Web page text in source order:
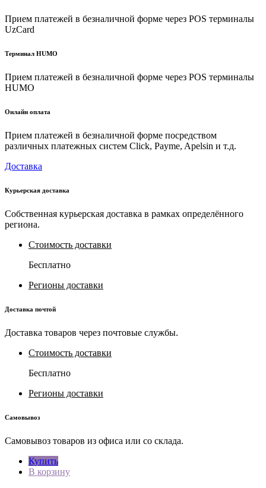
Прием платежей в безналичной форме через POS терминалы
UzCard
Терминал HUMO
Прием платежей в безналичной форме через POS терминалы
HUMO
Онлайн оплата
Прием платежей в безналичной форме посредством
различных платежных систем Click, Payme, Apelsin и т.д.
Доставка
Курьерская доставка
Собственная курьерская доставка в рамках определённого
региона.
Стоимость доставки
Бесплатно
Регионы доставки
Доставка почтой
Доставка товаров через почтовые службы.
Стоимость доставки
Бесплатно
Регионы доставки
Самовывоз
Самовывоз товаров из офиса или со склада.
Купить
В корзину